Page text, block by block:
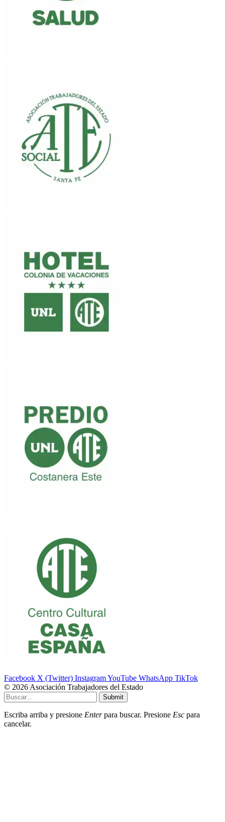
Facebook X (Twitter) InstagramYouTube WhatsApp TikTok
© 2026 Asociación Trabajadores del Estado
Submit
Escriba arriba y presione Enterpara buscar. Presione Esc para
cancelar.